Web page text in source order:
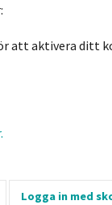
att aktivera ditt
Logga in med